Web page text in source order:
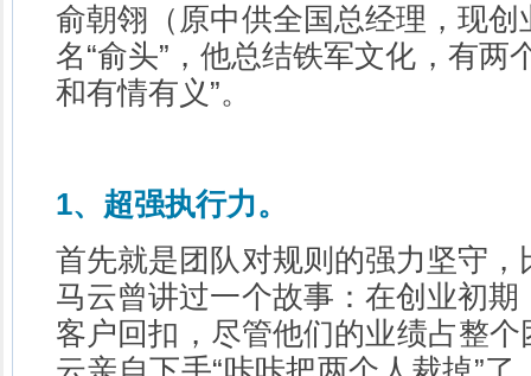
俞朝翎（原中供全国总经理，现
名“俞头”，他总结铁军文化，有两
和有情有义”。
1、超强执行力。
首先就是团队对规则的强力坚守
马云曾讲过一个故事：在创业初
客户回扣，尽管他们的业绩占整